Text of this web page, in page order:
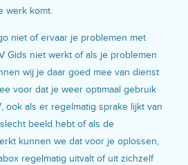
werk komt.
niet of ervaar je problemen met
Gids niet werkt of als je problemen
wij je daar goed mee van dienst
voor dat je weer optimaal gebruik
ook als er regelmatig sprake lijkt van
beeld hebt of als de
kunnen we dat voor je oplossen,
regelmatig uitvalt of uit zichzelf